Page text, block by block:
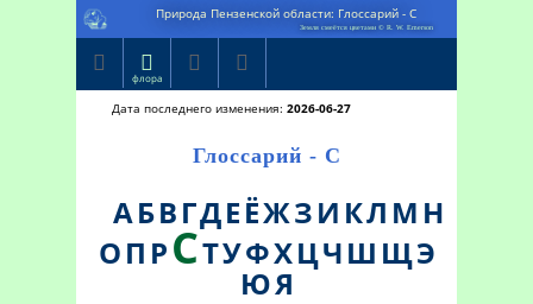
Природа Пензенской области: Глоссарий - С
Земля смеётся цветами © R. W. Emerson
 
флора
 
Дата последнего изменения: 2026-06-27
Глоссарий - С
АБВГДЕЁЖЗИ КЛ М Н
ОП РСТУФХЦЧШ ЩЭ
ЮЯ